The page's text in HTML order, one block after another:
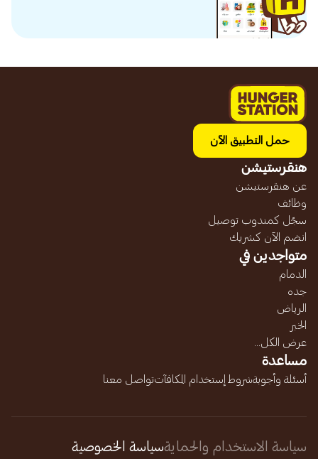
حمل التطبيق الآن
هنقرستيشن
عن هنقرستيشن
وظائف
سجّل كمندوب توصيل
انضم الآن كشريك
متواجدين في
الدمام
جده
الرياض
الخبر
عرض الكل...
مساعدة
أسئلة وأجوبةشروط إستخدام المكافآتتواصل معنا
سياسة الاستخدام والحمايةسياسة الخصوصية